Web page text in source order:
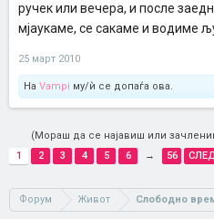
ручек или вечера, и после
мјаукаме, се сакаме и водиме
25 март 2010
На Vampi му/ѝ се допаѓа ова.
(Мораш да се најавиш или
1
2 3 4 5 6 → 56
Форум Живот Слободно